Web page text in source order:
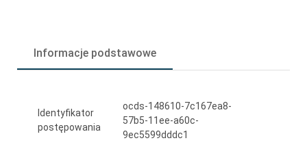
misach
pasach
Informacje podstawowe
Identyfikator
postępowania
ocds-148610-7c167ea8-
57b5-11ee-a60c-
9ec5599dddc1